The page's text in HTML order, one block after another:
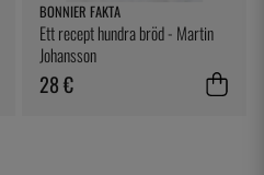
BONNIER FAKTA
Ett recept hundra bröd - Martin
Johansson
28 €